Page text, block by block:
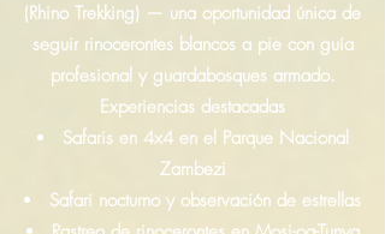
(Rhino Trekking) — una oportunidad única de
seguir rinocerontes blancos a pie con guía
profesional y guardabosques armado.
Experiencias destacadas
Safaris en 4x4 en el Parque Nacional
Zambezi
Safari nocturno y observación de estrellas